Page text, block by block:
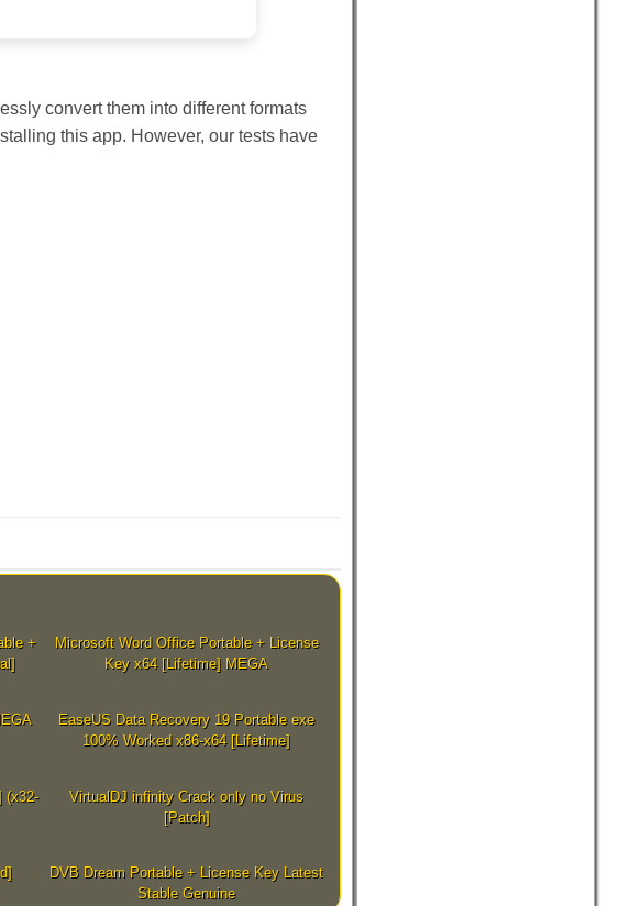
convert them into different formats
this app. However, our tests have
+
Microsoft Word Office Portable + License
Key x64 [Lifetime] MEGA
EaseUS Data Recovery 19 Portable exe
100% Worked x86-x64 [Lifetime]
(x32-
VirtualDJ infinity Crack only no Virus
[Patch]
DVB Dream Portable + License Key Latest
Stable Genuine